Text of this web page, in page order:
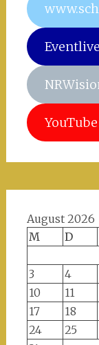
August 2026
M
D
3
4
10
11
17
18
24
25